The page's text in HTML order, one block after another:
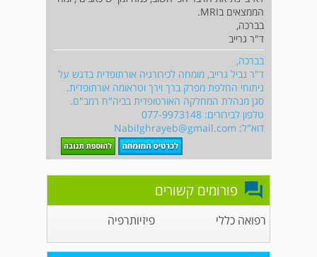
הממצאים בMRI.
בברכה,
ד"ר גרייב
בברכה,
ד"ר נביל גרייב, מומחה לכירורגיה אורתופדית בדגש על
ניתוחי החלפת מפרק ברך וירך וטראומה אורתופדית.
סגן מנהלת המחלקה האורטופדית בביה"ח רמב"ם.
טלפון לבירורים: 077-9973148
דוא"ל: Nabilghrayeb@gmail.com
פורומים קשורים
רפואה כללי פיזיותרפיה